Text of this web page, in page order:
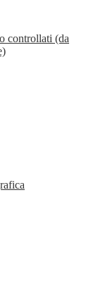
controllati (da